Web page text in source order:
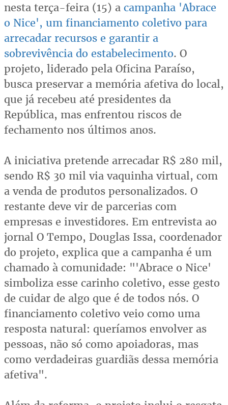
nesta terça-feira (15) a campanha 'Abrace
o Nice', um financiamento coletivo para
arrecadar recursos e garantir a
sobrevivência do estabelecimento. O
projeto, liderado pela Oficina Paraíso,
busca preservar a memória afetiva do local,
que já recebeu até presidentes da
República, mas enfrentou riscos de
fechamento nos últimos anos.
A iniciativa pretende arrecadar R$ 280 mil,
sendo R$ 30 mil via vaquinha virtual, com
a venda de produtos personalizados. O
restante deve vir de parcerias com
empresas e investidores. Em entrevista ao
jornal O Tempo, Douglas Issa, coordenador
do projeto, explica que a campanha é um
chamado à comunidade: "'Abrace o Nice'
simboliza esse carinho coletivo, esse gesto
de cuidar de algo que é de todos nós. O
financiamento coletivo veio como uma
resposta natural: queríamos envolver as
pessoas, não só como apoiadoras, mas
como verdadeiras guardiãs dessa memória
afetiva".